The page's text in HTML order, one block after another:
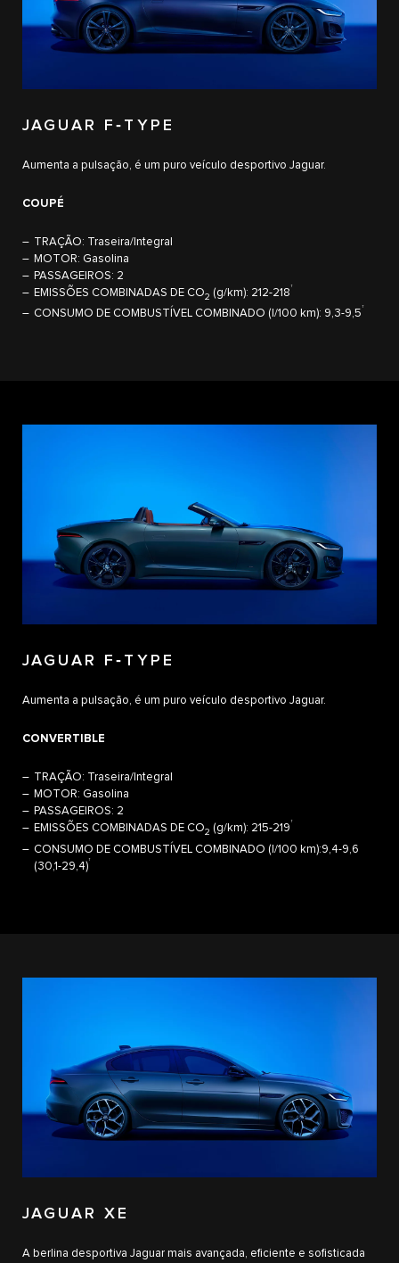
JAGUAR F‑TYPE
Aumenta a pulsação, é um puro veículo desportivo Jaguar.
COUPÉ
TRAÇÃO: Traseira/Integral
MOTOR: Gasolina
PASSAGEIROS: 2
EMISSÕES COMBINADAS DE CO2 (g/km): 212-218†
CONSUMO DE COMBUSTÍVEL COMBINADO (l/100 km): 9,3-9,5†
JAGUAR F‑TYPE
Aumenta a pulsação, é um puro veículo desportivo Jaguar.
CONVERTIBLE
TRAÇÃO: Traseira/Integral
MOTOR: Gasolina
PASSAGEIROS: 2
EMISSÕES COMBINADAS DE CO2 (g/km): 215-219†
CONSUMO DE COMBUSTÍVEL COMBINADO (l/100 km):9,4-9,6
(30,1-29,4)†
JAGUAR XE
A berlina desportiva Jaguar mais avançada, eficiente e sofisticada